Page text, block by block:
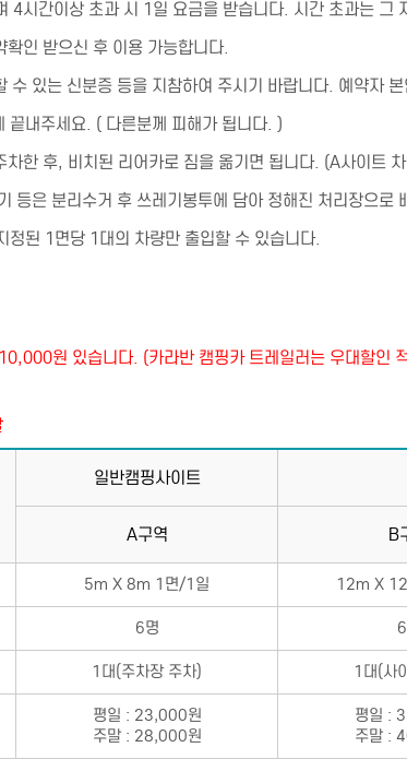
4시간이상 초과 시 1일 요금을 받습니다. 시간 초과는 그
인 받으신 후 이용 가능합니다.
수 있는 신분증 등을 지참하여 주시기 바랍니다. 예약자
내주세요. ( 다른분께 피해가 됩니다. )
한 후, 비치된 리어카로 짐을 옮기면 됩니다. (A사이트
등은 분리수거 후 쓰레기봉투에 담아 정해진 처리장으로
된 1면당 1대의 차량만 출입할 수 있습니다.
원 있습니다. (카라반 캠핑카 트레일러는 우대할인
일반캠핑사이트
A구역 B
5m X 8m 1면/1일 12m X
6명
1대(주차장 주차) 1대(사
평일 : 23,000원
주말 : 28,000원
평일 :
주말 :